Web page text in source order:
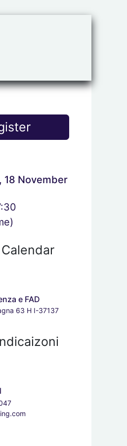
18 November
)
e FAD
63 H I-37137